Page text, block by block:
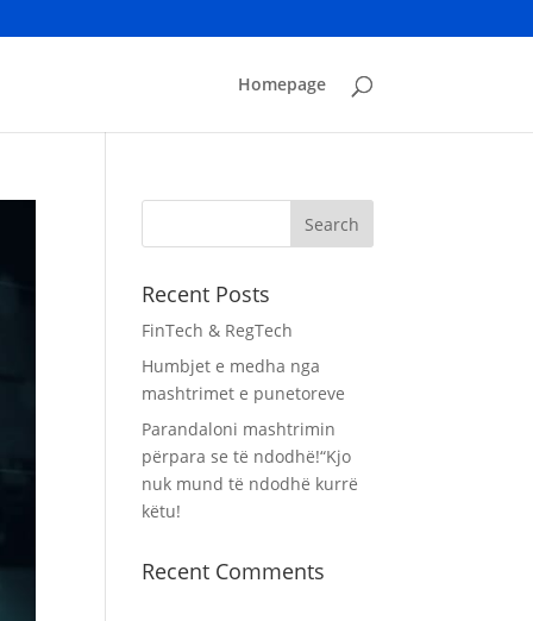
Homepage
Recent Posts
FinTech & RegTech
Humbjet e medha nga
mashtrimet e punetoreve
Parandaloni mashtrimin
përpara se të ndodhë!“Kjo
nuk mund të ndodhë kurrë
këtu!
Recent Comments